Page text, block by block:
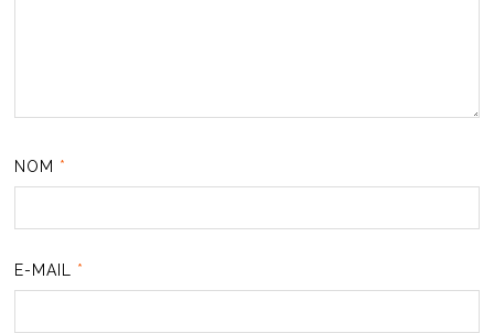
NOM *
E-MAIL *